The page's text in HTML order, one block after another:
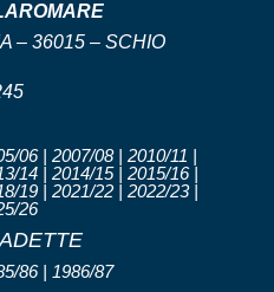
– 36015 – SCHIO
06 | 2007/08 | 2010/11 |
14 | 2014/15 | 2015/16 |
19 | 2021/22 | 2022/23 |
26
86 | 1986/87